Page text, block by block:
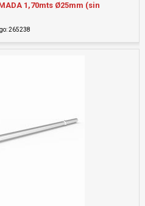
1,70mts Ø25mm (sin
265238